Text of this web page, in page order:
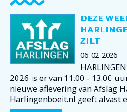
DEZE
ZILT
06-02-2026
2026 is er van 11.00 - 13.00
nieuwe aflevering van Afslag
Harlingenboeit.nl geeft alvast